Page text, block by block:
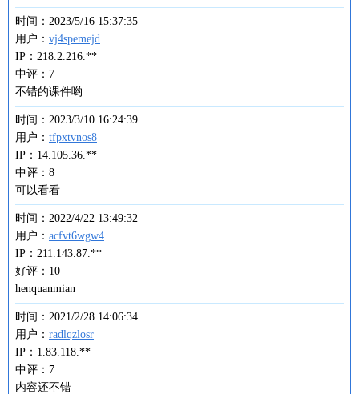
时间：2023/5/16 15:37:35
用户： vj4spemejd
IP：218.2.216.**
中评：7
不错的课件哟
时间：2023/3/10 16:24:39
用户： tfpxtvnos8
IP：14.105.36.**
中评：8
可以看看
时间：2022/4/22 13:49:32
用户： acfvt6wgw4
IP：211.143.87.**
好评：10
henquanmian
时间：2021/2/28 14:06:34
用户： radlqzlosr
IP：1.83.118.**
中评：7
内容还不错